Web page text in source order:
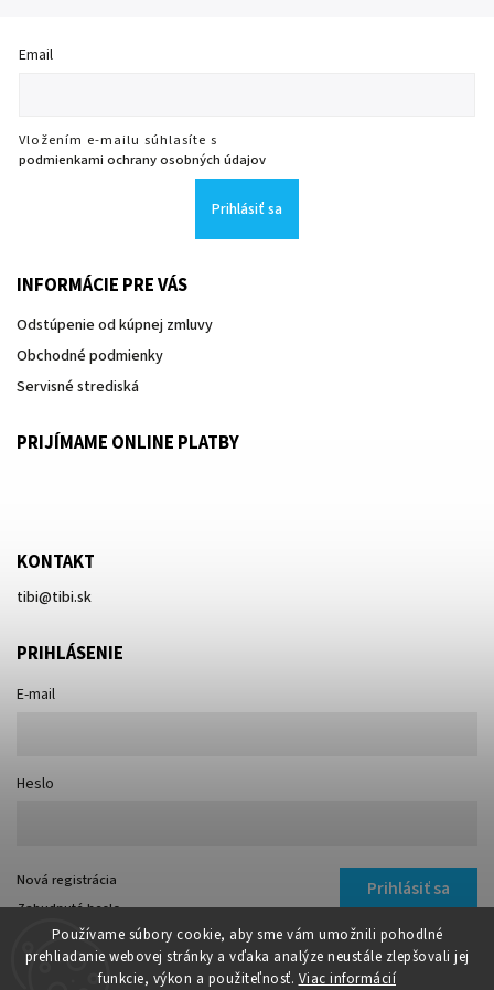
Používame súbory cookie, aby sme vám umožnili pohodlné
prehliadanie webovej stránky a vďaka analýze neustále zlepšovali jej
funkcie, výkon a použiteľnosť. Viac informácií
Email
Vložením e-mailu súhlasíte s
podmienkami ochrany osobných údajov
Prihlásiť sa
INFORMÁCIE PRE VÁS
Odstúpenie od kúpnej zmluvy
Obchodné podmienky
Servisné strediská
PRIJÍMAME ONLINE PLATBY
KONTAKT
tibi@tibi.sk
PRIHLÁSENIE
E-mail
Heslo
Prihlásiť sa
Nová registrácia
Zabudnuté heslo